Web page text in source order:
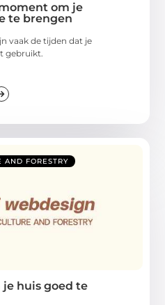
om je
te brengen
vaak de tijden dat je
gebruikt.
AND FORESTRY
je huis goed te